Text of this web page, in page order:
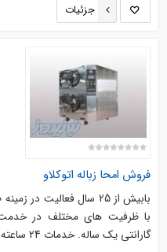
جزئیات
فروش امحا زباله اتوکلاو
بابیش از 25 سال فعالیت
با ظرفیت های مختلف در خدمت
گارانتی یک ساله. خدمات 24 ساعته. کارکرد آسان. قیمت مناسب